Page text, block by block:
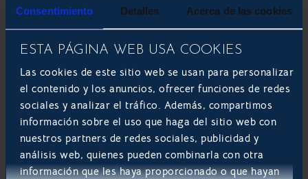
Consentimiento Detalles Acerca de las cookies
ESTA PÁGINA WEB USA COOKIES
Las cookies de este sitio web se usan para personalizar
el contenido y los anuncios, ofrecer funciones de redes
sociales y analizar el tráfico. Además, compartimos
información sobre el uso que haga del sitio web con
nuestros partners de redes sociales, publicidad y
análisis web, quienes pueden combinarla con otra
información que les haya proporcionado o que hayan